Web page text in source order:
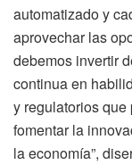
automatizado y
aprovechar las
debemos invertir
continua en
y regulatorios
fomentar la
la economía”,